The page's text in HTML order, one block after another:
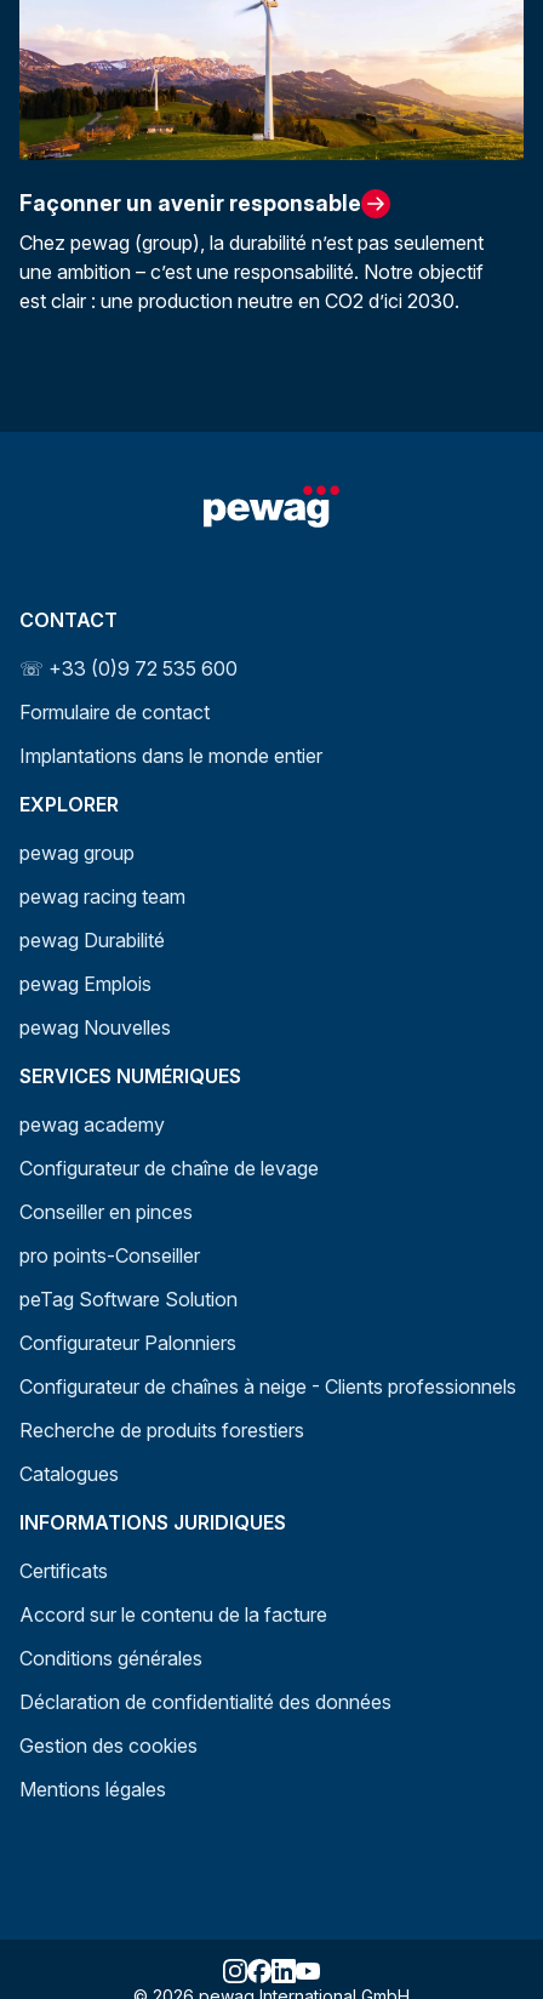
Façonner un avenir responsable
Chez pewag (group), la durabilité n’est pas seulement
une ambition – c’est une responsabilité. Notre objectif
est clair : une production neutre en CO2 d’ici 2030.
CONTACT
☏ +33 (0)9 72 535 600
Formulaire de contact
Implantations dans le monde entier
EXPLORER
pewag group
pewag racing team
pewag Durabilité
pewag Emplois
pewag Nouvelles
SERVICES NUMÉRIQUES
pewag academy
Configurateur de chaîne de levage
Conseiller en pinces
pro points-Conseiller
peTag Software Solution
Configurateur Palonniers
Configurateur de chaînes à neige - Clients professionnels
Recherche de produits forestiers
Catalogues
INFORMATIONS JURIDIQUES
Certificats
Accord sur le contenu de la facture
Conditions générales
Déclaration de confidentialité des données
Gestion des cookies
Mentions légales